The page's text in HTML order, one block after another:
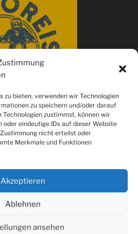
zu bieten, verwenden wir Technologien
zu speichern und/oder darauf
Technologien zustimmst, können wir
eindeutige IDs auf dieser Website
nicht erteilst oder
Merkmale und Funktionen
Akzeptieren
Ablehnen
ansehen